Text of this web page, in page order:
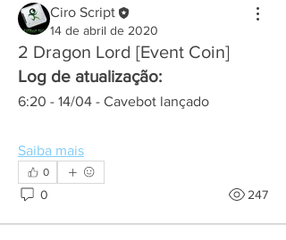
Ciro Script
14 de abril de 2020
2 Dragon Lord [Event Coin]
Log de atualização:
6:20 - 14/04 - Cavebot lançado
Saiba mais
0
0 247